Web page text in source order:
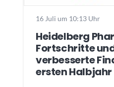
16 Juli um 10:13 Uhr
Heidelberg
Fortschritte
verbesserte
ersten Halbjahr